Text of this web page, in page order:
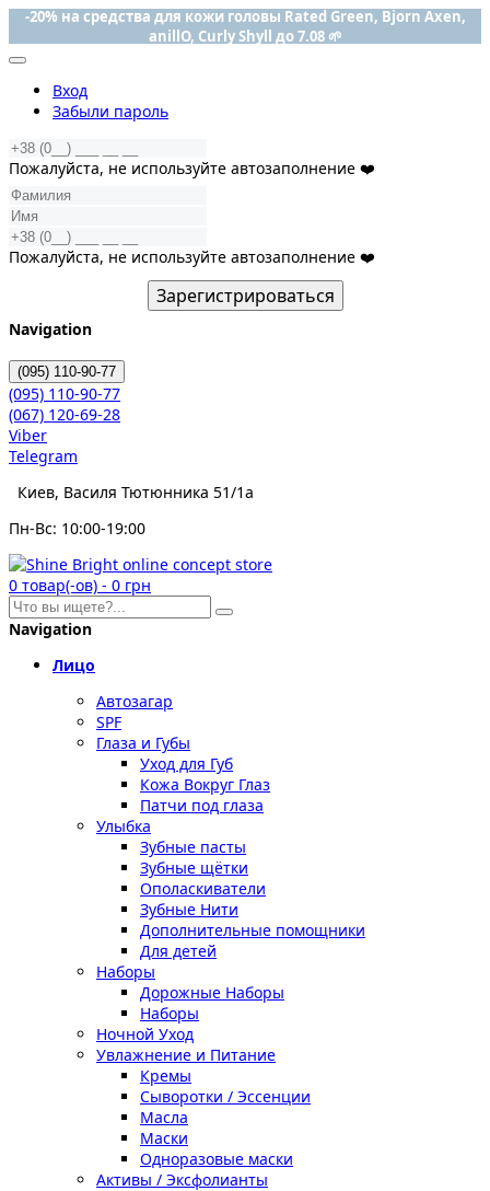
-20% на средства для кожи головы Rated Green, Bjorn Axen,
anillO, Curly Shyll до 7.08 🌱
Вход
Забыли пароль
Пожалуйста, не используйте автозаполнение ❤️
Пожалуйста, не используйте автозаполнение ❤️
Зарегистрироваться
Navigation
(095) 110-90-77
(095) 110-90-77
(067) 120-69-28
Viber
Telegram
Киев, Василя Тютюнника 51/1а
Пн-Вс: 10:00-19:00
0 товар(-ов) - 0 грн
Navigation
Лицо
Автозагар
SPF
Глаза и Губы
Уход для Губ
Кожа Вокруг Глаз
Патчи под глаза
Улыбка
Зубные пасты
Зубные щётки
Ополаскиватели
Зубные Нити
Дополнительные помощники
Для детей
Наборы
Дорожные Наборы
Наборы
Ночной Уход
Увлажнение и Питание
Кремы
Сыворотки / Эссенции
Масла
Маски
Одноразовые маски
Активы / Эксфолианты